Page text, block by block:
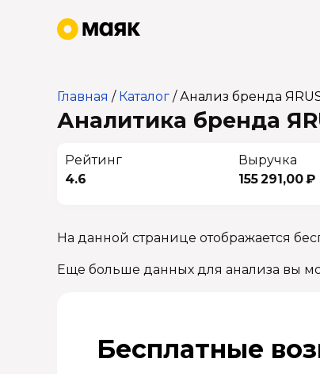
Главная / Каталог /Анализ бренда
Аналитика бренда
Рейтинг
4.6
Выручка
155 291,00 ₽
На данной странице отображается
Еще больше данных для анализа вы
Бесплатные